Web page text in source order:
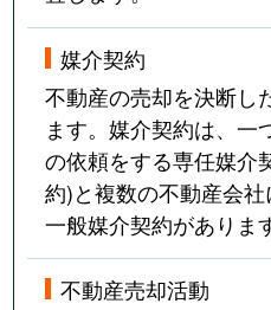
媒介契約
不動産の売却を決断し
ます。媒介契約は、一
の依頼をする専任媒介
約)と複数の不動産会
一般媒介契約がありま
不動産売却活動